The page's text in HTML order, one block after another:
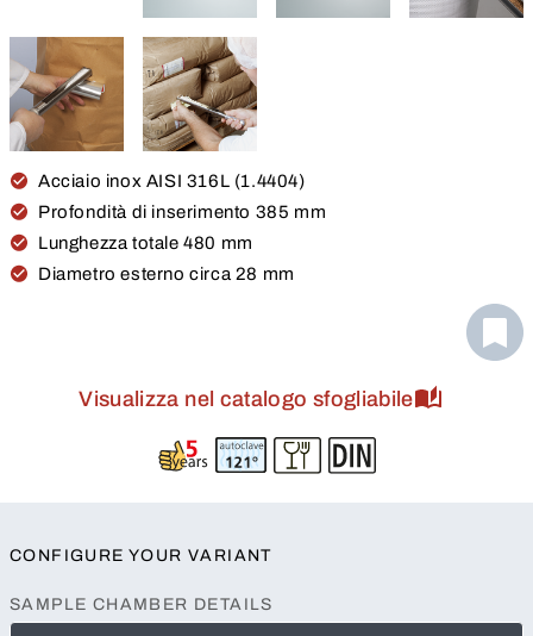
Acciaio inox AISI 316L (1.4404)
Profondità di inserimento 385 mm
Lunghezza totale 480 mm
Diametro esterno circa 28 mm
Visualizza nel catalogo sfogliabile
CONFIGURE YOUR VARIANT
SAMPLE CHAMBER DETAILS